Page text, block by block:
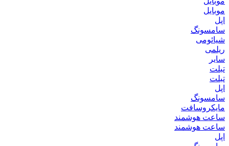
موبایل
اپل
سامسونگ
شیائومی
ریلمی
سایر
تبلت
تبلت
اپل
سامسونگ
مایکروسافت
ساعت هوشمند
ساعت هوشمند
اپل